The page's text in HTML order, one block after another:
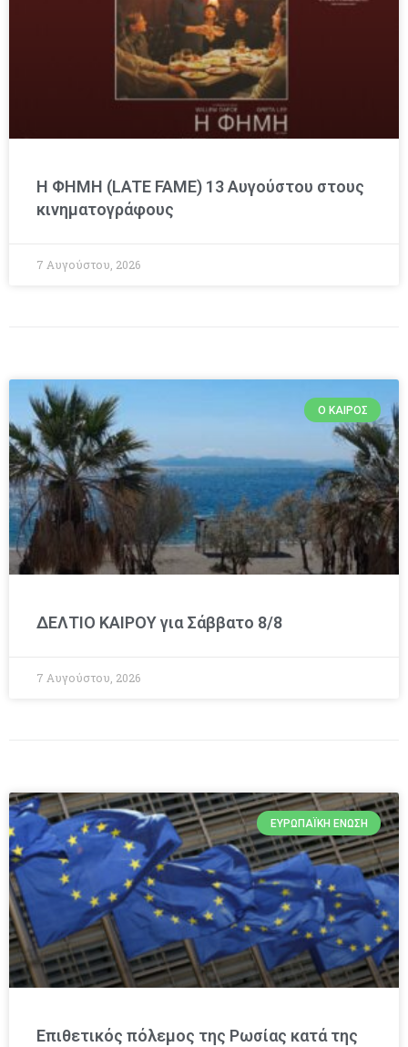
Η ΦΗΜΗ (LATE FAME) 13 Αυγούστου στους
κινηματογράφους
7 Αυγούστου, 2026
Ο ΚΑΙΡΌΣ
ΔΕΛΤΙΟ ΚΑΙΡΟΥ για Σάββατο 8/8
7 Αυγούστου, 2026
ΕΥΡΩΠΑΪΚΉ ΈΝΩΣΗ
Επιθετικός πόλεμος της Ρωσίας κατά της